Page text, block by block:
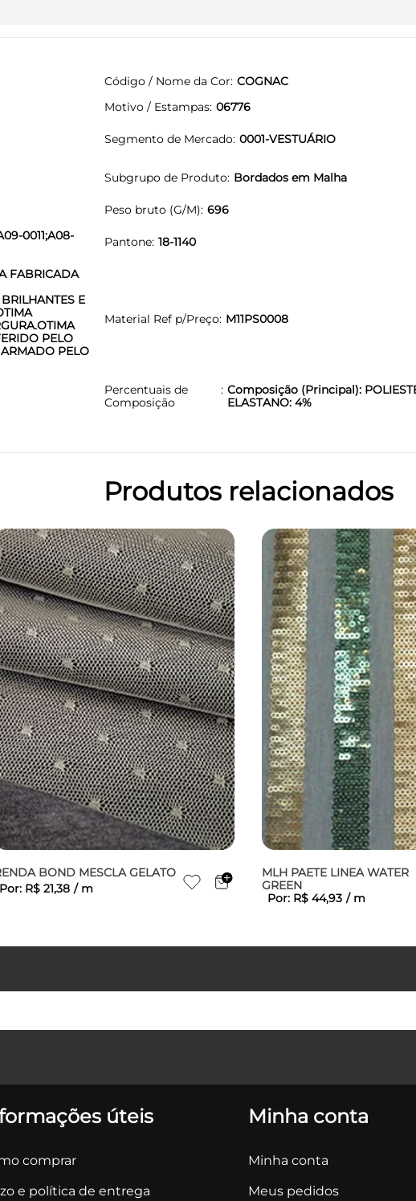
Código / Nome da Cor COGNAC
Motivo / Estampas 06776
Segmento de Mercado 0001-VESTUÁRIO
Subgrupo de Produto Bordados em Malha
Peso bruto (G/M) 696
0011;A08-
Pantone 18-1140
FABRICADA
E
PELO
PELO
Material Ref p/Preço M11PS0008
Percentuais de
Composição
Composição (Principal):
ELASTANO: 4%
Produtos relacionados
BOND MESCLA GELATO
Por: R$ 21,38 / m
MLH PAETE LINEA WATER
GREEN
Por: R$ 44,93 / m
úteis
comprar
e política de entrega
Minha conta
Minha conta
Meus pedidos